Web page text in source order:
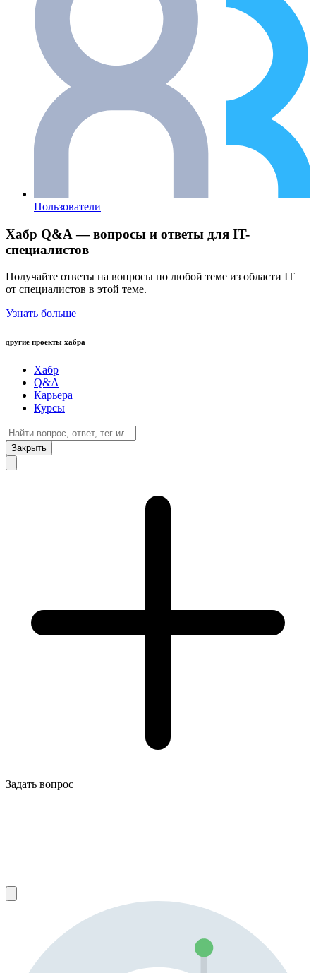
Пользователи
Хабр Q&A — вопросы и ответы для IT-
специалистов
Получайте ответы на вопросы по любой теме из области IT
от специалистов в этой теме.
Узнать больше
другие проекты хабра
Хабр
Q&A
Карьера
Курсы
Закрыть
Задать вопрос